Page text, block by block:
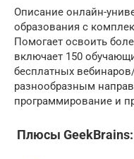
Описание онлайн-
образования с
Помогает освоить
включает 150
бесплатных
разнообразным
программирование и
Плюсы GeekBrains: